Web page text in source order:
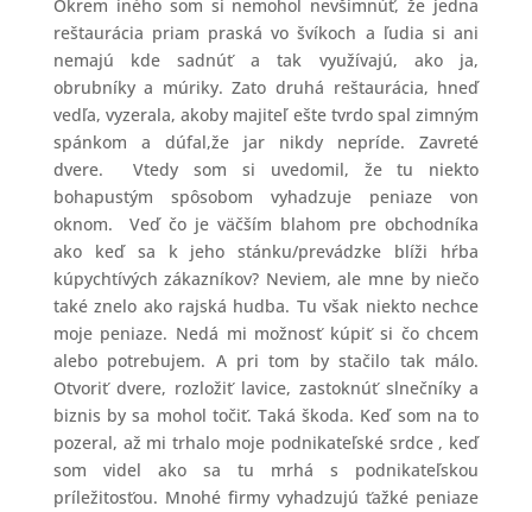
Okrem iného som si nemohol nevšimnúť, že jedna
reštaurácia priam praská vo švíkoch a ľudia si ani
nemajú kde sadnúť a tak využívajú, ako ja,
obrubníky a múriky. Zato druhá reštaurácia, hneď
vedľa, vyzerala, akoby majiteľ ešte tvrdo spal zimným
spánkom a dúfal,že jar nikdy nepríde. Zavreté
dvere. Vtedy som si uvedomil, že tu niekto
bohapustým spôsobom vyhadzuje peniaze von
oknom. Veď čo je väčším blahom pre obchodníka
ako keď sa k jeho stánku/prevádzke blíži hŕba
kúpychtívých zákazníkov? Neviem, ale mne by niečo
také znelo ako rajská hudba. Tu však niekto nechce
moje peniaze. Nedá mi možnosť kúpiť si čo chcem
alebo potrebujem. A pri tom by stačilo tak málo.
Otvoriť dvere, rozložiť lavice, zastoknúť slnečníky a
biznis by sa mohol točiť. Taká škoda. Keď som na to
pozeral, až mi trhalo moje podnikateľské srdce , keď
som videl ako sa tu mrhá s podnikateľskou
príležitosťou. Mnohé firmy vyhadzujú ťažké peniaze